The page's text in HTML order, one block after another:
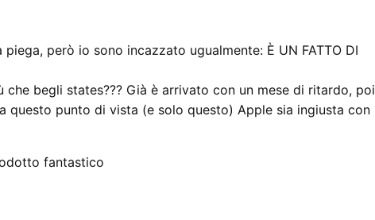
però io sono incazzato ugualmente: È UN FATTO DI
begli states??? Già è arrivato con un mese di ritardo, poi
questo punto di vista (e solo questo) Apple sia ingiusta con
fantastico